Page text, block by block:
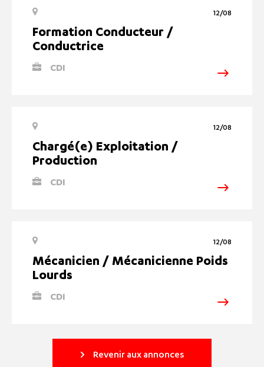
12/08
Formation Conducteur /
Conductrice
CDI
12/08
Chargé(e) Exploitation /
Production
CDI
12/08
Mécanicien / Mécanicienne Poids
Lourds
CDI
Revenir aux annonces